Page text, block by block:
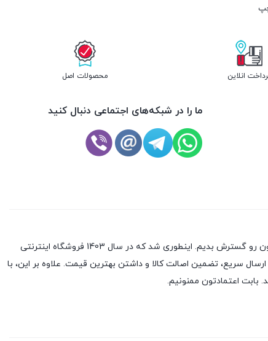
انلاین محصولات اصل
ما را در شبکه‌های اجتماعی دنبال کنید
بعد از 10 سال تجربه در بازار موبایل، تصمیم گرفتیم که با راه‌اندازی یک فروشگاه آنلاین و عرضه‌ی محصولات به شکل آنلاین در سرتاسر کشور، کسب‌وکارمون رو گسترش بدیم. اینطوری شد که در سال 1403 فروشگاه اینترنتی
سریع، تضمین اصالت کالا و داشتن بهترین قیمت. علاوه بر این، با
بابت اعتمادتون ممنونیم.